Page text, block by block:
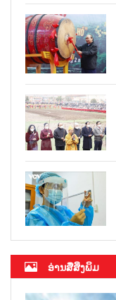
ອ່ານສື່ສິ່ງພິມ